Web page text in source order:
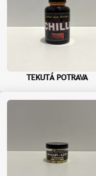
TEKUTÁ POTRAVA